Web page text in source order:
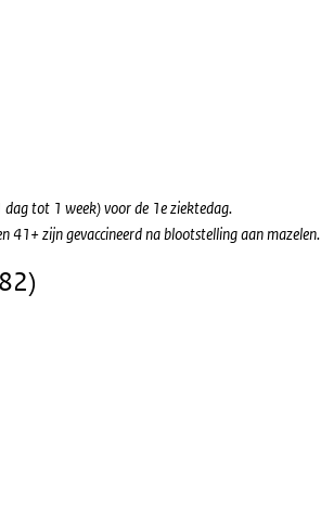
tot 1 week) voor de 1e ziektedag.
zijn gevaccineerd na blootstelling aan mazelen.